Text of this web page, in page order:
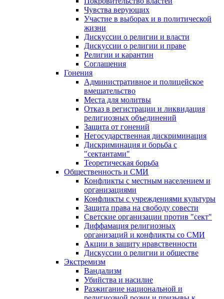
Чувства верующих
Участие в выборах и в политической
жизни
Дискуссии о религии и власти
Дискуссии о религии и праве
Религии и карантин
Соглашения
Гонения
Административное и полицейское
вмешательство
Места для молитвы
Отказ в регистрации и ликвидация
религиозных объединений
Защита от гонений
Негосударственная дискриминация
Дискриминация и борьба с
"сектантами"
Теоретическая борьба
Общественность и СМИ
Конфликты с местным населением и
организациями
Конфликты с учреждениями культуры
Защита права на свободу совести
Светские организации против "сект"
Диффамация религиозных
организаций и конфликты со СМИ
Акции в защиту нравственности
Дискуссии о религии и обществе
Экстремизм
Вандализм
Убийства и насилие
Разжигание национальной и